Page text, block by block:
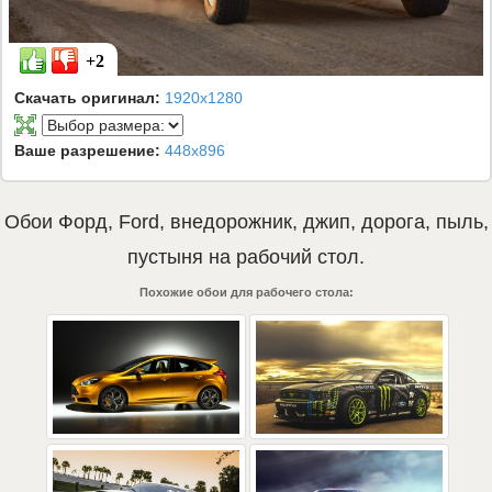
+2
Скачать оригинал: 1920x1280
Ваше разрешение: 448x896
Обои Форд, Ford, внедорожник, джип, дорога, пыль,
пустыня на рабочий стол.
Похожие обои для рабочего стола: